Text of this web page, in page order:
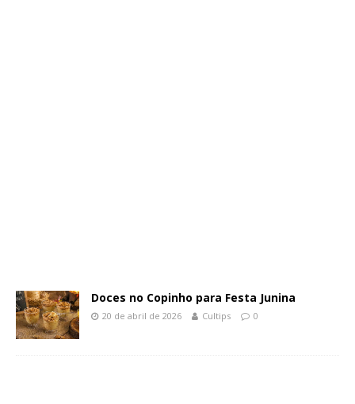
Doces no Copinho para Festa Junina
20 de abril de 2026 Cultips 0